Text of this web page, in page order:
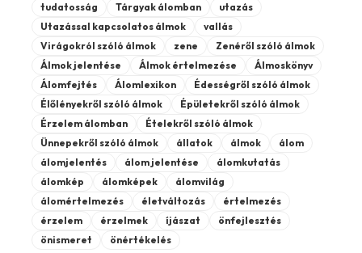
tudatosság
Tárgyak álomban
utazás
Utazással kapcsolatos álmok
vallás
Virágokról szóló álmok
zene
Zenéről szóló álmok
Álmok jelentése
Álmok értelmezése
Álmoskönyv
Álomfejtés
Álomlexikon
Édességről szóló álmok
Élőlényekről szóló álmok
Épületekről szóló álmok
Érzelem álomban
Ételekről szóló álmok
Ünnepekről szóló álmok
állatok álmok
álom
álomjelentés
álom jelentése
álomkutatás
álomkép
álomképek
álomvilág
álomértelmezés
életváltozás
értelmezés
érzelem
érzelmek íjászat
önfejlesztés
önismeret
önértékelés